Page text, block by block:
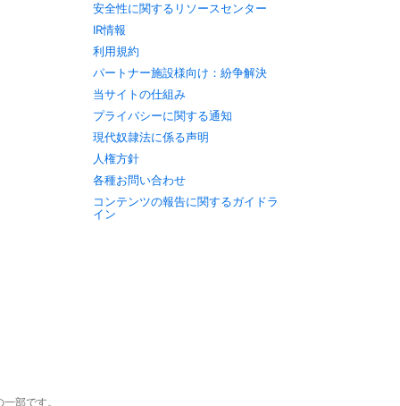
安全性に関するリソースセンター
IR情報
利用規約
パートナー施設様向け：紛争解決
当サイトの仕組み
プライバシーに関する通知
現代奴隷法に係る声明
人権方針
各種お問い合わせ
コンテンツの報告に関するガイドラ
イン
部です。